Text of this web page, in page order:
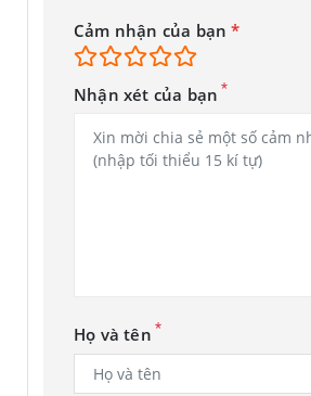
Cảm nhận của bạn*
Nhận xét của bạn *
Họ và tên *